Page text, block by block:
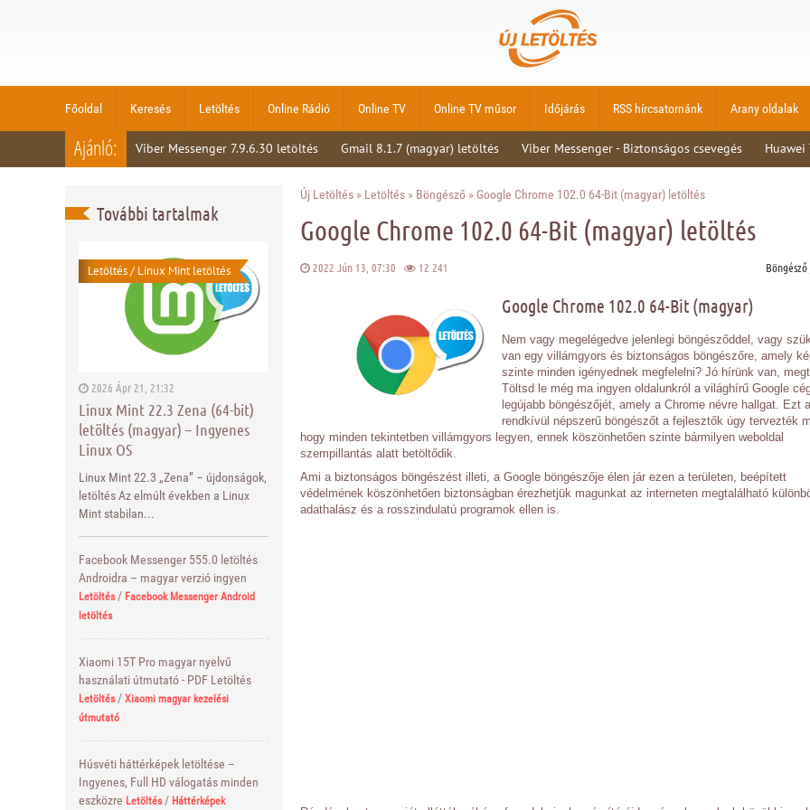
Főoldal Keresés Letöltés Online Rádió Online TV Online TV műsor Időjárás RSS hírcsatornánk Arany oldalak
Ajánló: Viber Messenger 7.9.6.30 letöltés Gmail 8.1.7 (magyar) letöltés Viber Messenger - Biztonságos csevegés Huawei
További tartalmak
Letöltés/ Linux Mint letöltés
2026 Ápr 21, 21:32
Linux Mint 22.3 Zena (64-bit)
letöltés (magyar) – Ingyenes
Linux OS
Linux Mint 22.3 „Zena” – újdonságok,
letöltés Az elmúlt években a Linux
Mint stabilan...
Facebook Messenger 555.0 letöltés
Androidra – magyar verzió ingyen
Letöltés/ Facebook Messenger Android
letöltés
Xiaomi 15T Pro magyar nyelvű
használati útmutató - PDF Letöltés
Letöltés/ Xiaomi magyar kezelési
útmutató
Húsvéti háttérképek letöltése –
Ingyenes, Full HD válogatás minden
eszközre Letöltés/ Háttérképek
Új Letöltés » Letöltés » Böngésző » Google Chrome 102.0 64-Bit (magyar) letöltés
Google Chrome 102.0 64-Bit (magyar) letöltés
2022 Jún 13, 07:30 12 241 Böngésző
Google Chrome 102.0 64-Bit (magyar)
Nem vagy megelégedve jelenlegi böngésződdel, vagy
van egy villámgyors és biztonságos böngészőre, amely
szinte minden igényednek megfelelni? Jó hírünk van,
Töltsd le még ma ingyen oldalunkról a világhírű Google
legújabb böngészőjét, amely a Chrome névre hallgat. Ezt a
rendkívül népszerű böngészőt a fejlesztők úgy tervezték
hogy minden tekintetben villámgyors legyen, ennek köszönhetően szinte bármilyen weboldal
szempillantás alatt betöltődik.
Ami a biztonságos böngészést illeti, a Google böngészője élen jár ezen a területen, beépített
védelmének köszönhetően biztonságban érezhetjük magunkat az interneten megtalálható
adathalász és a rosszindulatú programok ellen is.